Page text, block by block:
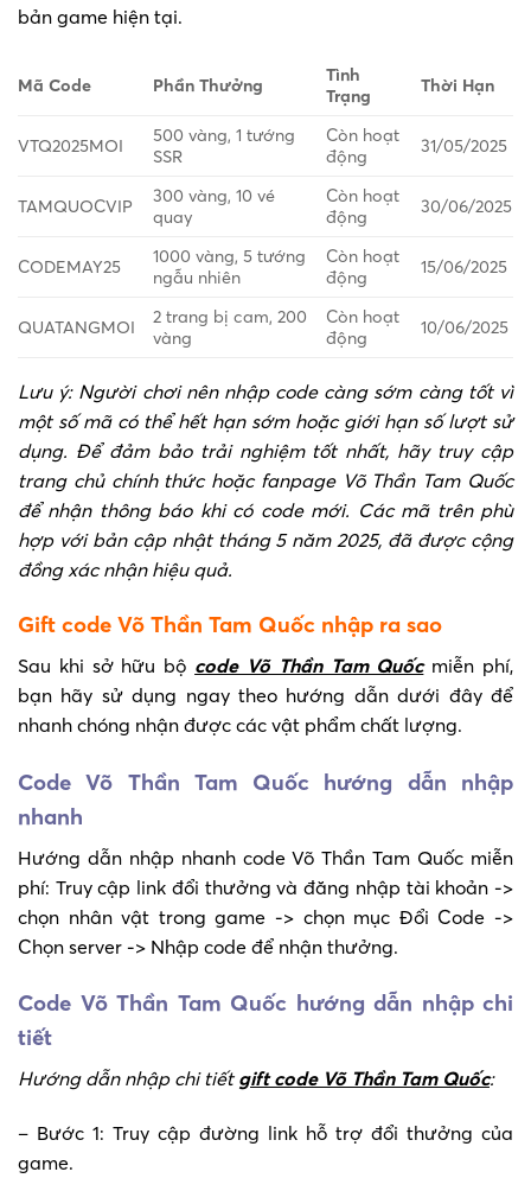
bản game hiện tại.
Mã Code Phần Thưởng
Tình
Trạng
Thời Hạn
VTQ2025MOI
500 vàng, 1 tướng
SSR
Còn hoạt
động
31/05/2025
TAMQUOCVIP
300 vàng, 10 vé
quay
Còn hoạt
động
30/06/2025
CODEMAY25
1000 vàng, 5 tướng
ngẫu nhiên
Còn hoạt
động
15/06/2025
QUATANGMOI
2 trang bị cam, 200
vàng
Còn hoạt
động
10/06/2025
Lưu ý: Người chơi nên nhập code càng sớm càng tốt vì
một số mã có thể hết hạn sớm hoặc giới hạn số lượt sử
dụng. Để đảm bảo trải nghiệm tốt nhất, hãy truy cập
trang chủ chính thức hoặc fanpage Võ Thần Tam Quốc
để nhận thông báo khi có code mới. Các mã trên phù
hợp với bản cập nhật tháng 5 năm 2025, đã được cộng
đồng xác nhận hiệu quả.
Gift code Võ Thần Tam Quốc nhập ra sao
Sau khi sở hữu bộ code Võ Thần Tam Quốcmiễn phí,
bạn hãy sử dụng ngay theo hướng dẫn dưới đây để
nhanh chóng nhận được các vật phẩm chất lượng.
Code Võ Thần Tam Quốc hướng dẫn nhập
nhanh
Hướng dẫn nhập nhanh code Võ Thần Tam Quốc miễn
phí: Truy cập link đổi thưởng và đăng nhập tài khoản ->
chọn nhân vật trong game -> chọn mục Đổi Code ->
Chọn server -> Nhập code để nhận thưởng.
Code Võ Thần Tam Quốc hướng dẫn nhập chi
tiết
Hướng dẫn nhập chi tiết gift code Võ Thần Tam Quốc:
– Bước 1: Truy cập đường link hỗ trợ đổi thưởng của
game.